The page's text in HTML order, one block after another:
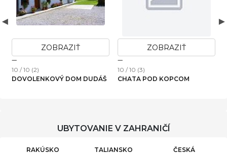
ZOBRAZIŤ
10 / 10 (2)
DOVOLENKOVÝ DOM DUDÁŠ
ZOBRAZIŤ
10 / 10 (3)
CHATA POD KOPCOM
UBYTOVANIE V ZAHRANIČÍ
RAKÚSKO TALIANSKO
ČESKÁ